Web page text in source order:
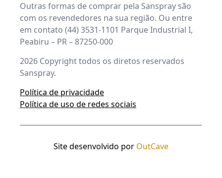
Outras formas de comprar pela Sanspray são
com os revendedores na sua região. Ou entre
em contato (44) 3531-1101 Parque Industrial I,
Peabiru – PR – 87250-000
2026 Copyright todos os diretos reservados
Sanspray.
Política de privacidade
Política de uso de redes sociais
Site desenvolvido por OutCave